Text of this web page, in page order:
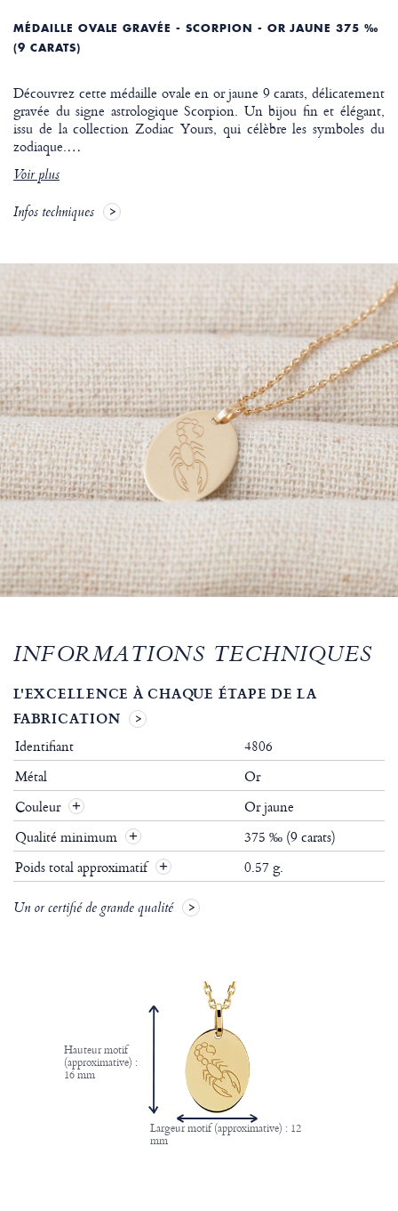
MÉDAILLE OVALE GRAVÉE - SCORPION - OR JAUNE 375 ‰
(9 CARATS)
Découvrez cette médaille ovale en or jaune 9 carats, délicatement
gravée du signe astrologique Scorpion. Un bijou fin et élégant,
issu de la collection Zodiac Yours, qui célèbre les symboles du
zodiaque.…
Voir plus
Infos techniques
INFORMATIONS TECHNIQUES
L'EXCELLENCE À CHAQUE ÉTAPE DE LA
FABRICATION
Identifiant
4806
Métal
Or
Couleur
Or jaune
Qualité minimum
375 ‰ (9 carats)
Poids total approximatif
0.57 g.
Un or certifié de grande qualité
Hauteur motif
(approximative) :
16 mm
Largeur motif (approximative) : 12
mm